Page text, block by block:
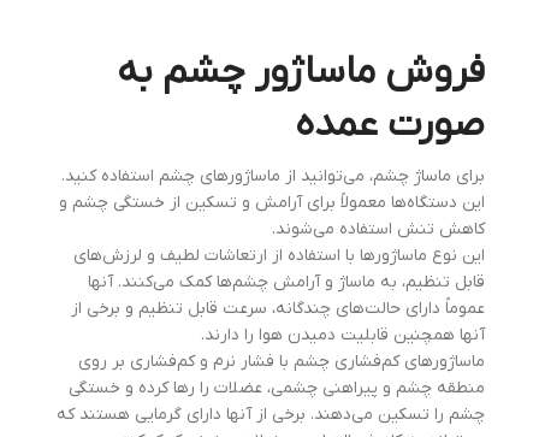
فروش ماساژور چشم به
صورت عمده
برای ماساژ چشم، می‌توانید از ماساژورهای چشم استفاده کنید.
این دستگاه‌ها معمولاً برای آرامش و تسکین از خستگی چشم و
کاهش تنش استفاده می‌شوند.
این نوع ماساژورها با استفاده از ارتعاشات لطیف و لرزش‌های
قابل تنظیم، به ماساژ و آرامش چشم‌ها کمک می‌کنند. آنها
عموماً دارای حالت‌های چندگانه، سرعت قابل تنظیم و برخی از
آنها همچنین قابلیت دمیدن هوا را دارند.
ماساژورهای کم‌فشاری چشم با فشار نرم و کم‌فشاری بر روی
منطقه چشم و پیراهنی چشمی، عضلات را رها کرده و خستگی
چشم را تسکین می‌دهند. برخی از آنها دارای گرمایی هستند که